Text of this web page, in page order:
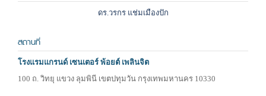
ดร.วรกร แช่มเมืองปัก
สถานที่
โรงแรมแกรนด์ เซนเตอร์ พ้อยต์ เพลินจิต
100 ถ. วิทยุ แขวง ลุมพินี เขตปทุมวัน กรุงเทพมหานคร 10330